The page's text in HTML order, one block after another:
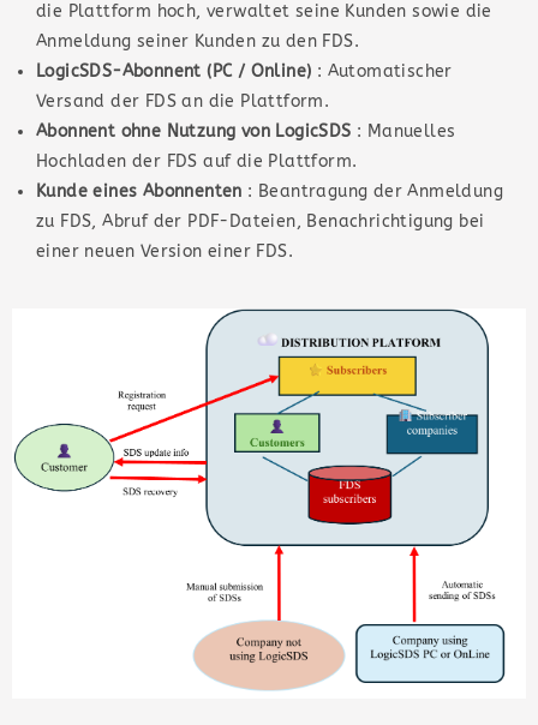
die Plattform hoch, verwaltet seine Kunden sowie die
Anmeldung seiner Kunden zu den FDS.
LogicSDS-Abonnent (PC / Online) : Automatischer
Versand der FDS an die Plattform.
Abonnent ohne Nutzung von LogicSDS : Manuelles
Hochladen der FDS auf die Plattform.
Kunde eines Abonnenten : Beantragung der Anmeldung
zu FDS, Abruf der PDF-Dateien, Benachrichtigung bei
einer neuen Version einer FDS.